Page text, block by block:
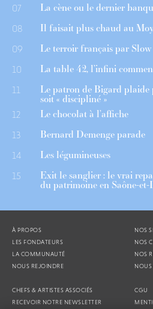
07 La cène ou le dernier
08 Il faisait plus chaud au
09 Le terroir français par
10 La table 42, l’infini
11 Le patron de Bigard plaide
soit « discipliné »
12 Le chocolat à l’affiche
13 Bernard Demenge parade
14 Les légumineuses
15 Exit le sanglier : le vrai
du patrimoine en Saône-et-
À PROPOS
LES FONDATEURS
LA COMMUNAUTÉ
NOUS REJOINDRE
NOS
NOS
NOS
NOUS
CHEFS & ARTISTES ASSOCIÉS
RECEVOIR NOTRE NEWSLETTER
CGU